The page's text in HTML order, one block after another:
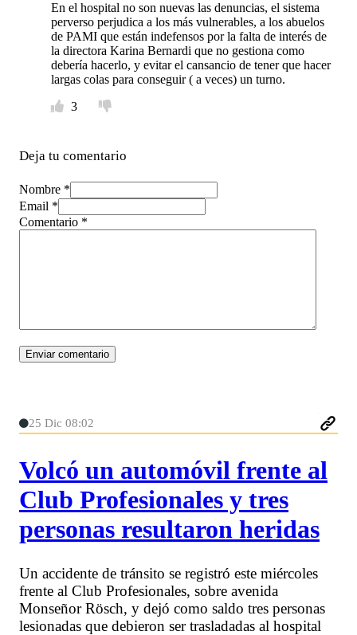
En el hospital no son nuevas las denuncias, el sistema
perverso perjudica a los más vulnerables, a los abuelos
de PAMI que están indefensos por la falta de interés de
la directora Karina Bernardi que no gestiona como
debería hacerlo, y evitar el cansancio de tener que hacer
largas colas para conseguir ( a veces) un turno.
3
Deja tu comentario
Nombre *
Email *
Comentario *
25 Dic 08:02
Volcó un automóvil frente al
Club Profesionales y tres
personas resultaron heridas
Un accidente de tránsito se registró este miércoles
frente al Club Profesionales, sobre avenida
Monseñor Rösch, y dejó como saldo tres personas
lesionadas que debieron ser trasladadas al hospital